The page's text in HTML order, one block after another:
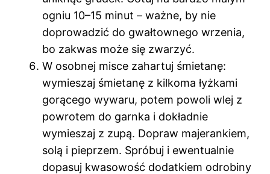
ogniu 10–15 minut – ważne, by nie
doprowadzić do gwałtownego wrzenia,
bo zakwas może się zwarzyć.
W osobnej misce zahartuj śmietanę:
wymieszaj śmietanę z kilkoma łyżkami
gorącego wywaru, potem powoli wlej z
powrotem do garnka i dokładnie
wymieszaj z zupą. Dopraw majerankiem,
solą i pieprzem. Spróbuj i ewentualnie
dopasuj kwasowość dodatkiem odrobiny